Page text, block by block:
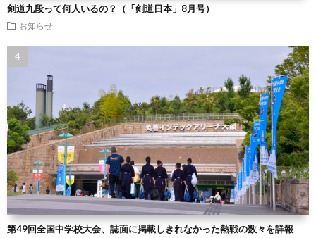
剣道九段って何人いるの？（「剣道日本」8月号）
お知らせ
第49回全国中学校大会、誌面に掲載しきれなかった熱戦の数々を詳報